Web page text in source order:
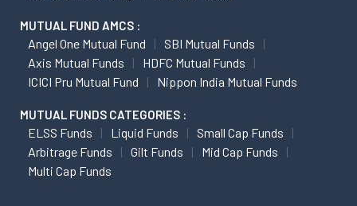
MUTUAL FUND AMCS :
Angel One Mutual Fund
SBI Mutual Funds
Axis Mutual Funds
HDFC Mutual Funds
ICICI Pru Mutual Fund
Nippon India Mutual Funds
MUTUAL FUNDS CATEGORIES :
ELSS Funds Liquid Funds
Small Cap Funds
Arbitrage Funds
Gilt Funds
Mid Cap Funds
Multi Cap Funds